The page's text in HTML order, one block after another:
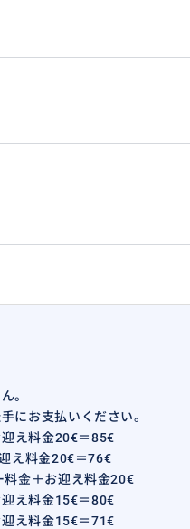
。
にお支払いください。
え料金20€＝85€
え料金20€＝76€
金＋お迎え料金20€
え料金15€＝80€
え料金15€＝71€